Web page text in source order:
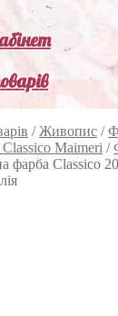
/Живопис /
Maimeri /
фарба Classico